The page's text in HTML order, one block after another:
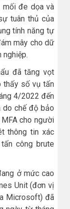
mối đe dọa và
tuân thủ của
tính năng tự
mây cho dữ
nghiệp.
đã tăng vọt
thấy số vụ tấn
4/2022 đến
do chế độ bảo
cho người
thông tin xác
công brute
ở mức cao
Unit (đơn vị
Microsoft) đã